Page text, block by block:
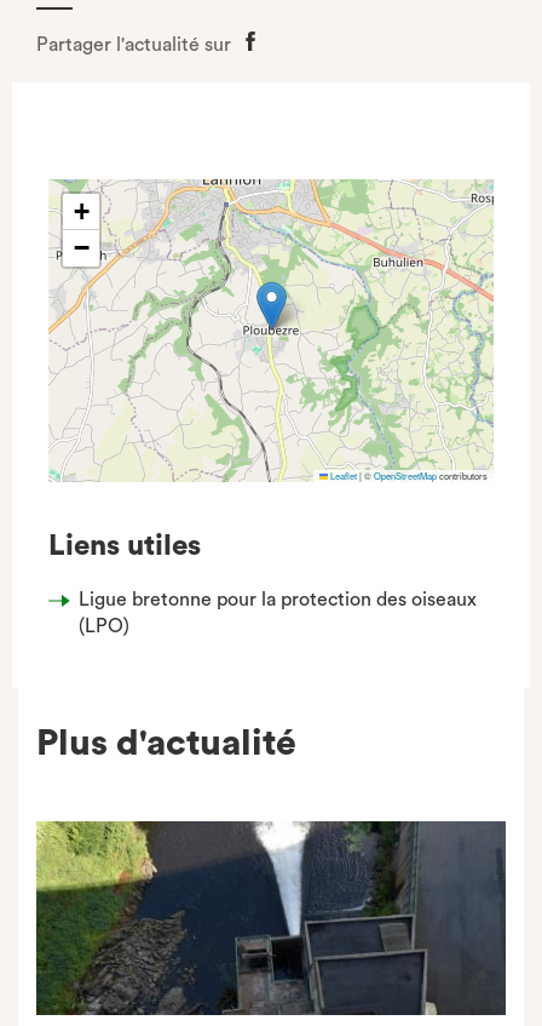
Partager l'actualité sur
Partager
+
−
Leaflet|©OpenStreetMapcontributors
Liens utiles
Ligue bretonne pour la protection des oiseaux
(LPO)
Plus d'actualité